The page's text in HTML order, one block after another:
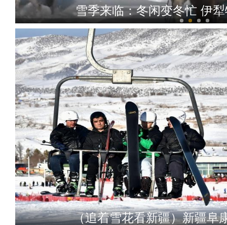
雪季来临：冬闲变冬忙 伊
冬至时节 多地迎
（追着雪花看新疆）新疆阜